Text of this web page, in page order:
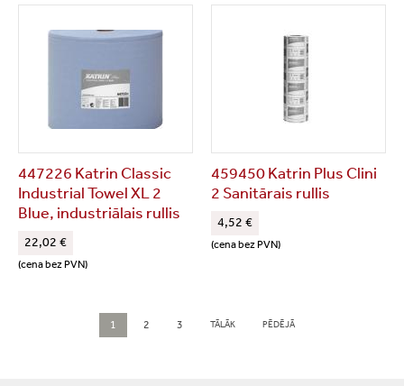
447226 Katrin Classic
Industrial Towel XL 2
Blue, industriālais rullis
22,02 €
(cena bez PVN)
459450 Katrin Plus Clini
2 Sanitārais rullis
4,52 €
(cena bez PVN)
1 2 3 TĀLĀK PĒDĒJĀ